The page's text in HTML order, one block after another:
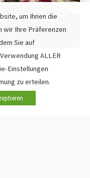
um Ihnen die
wir Ihre Präferenzen
Sie auf
ALLER
Einstellungen
zu erteilen.